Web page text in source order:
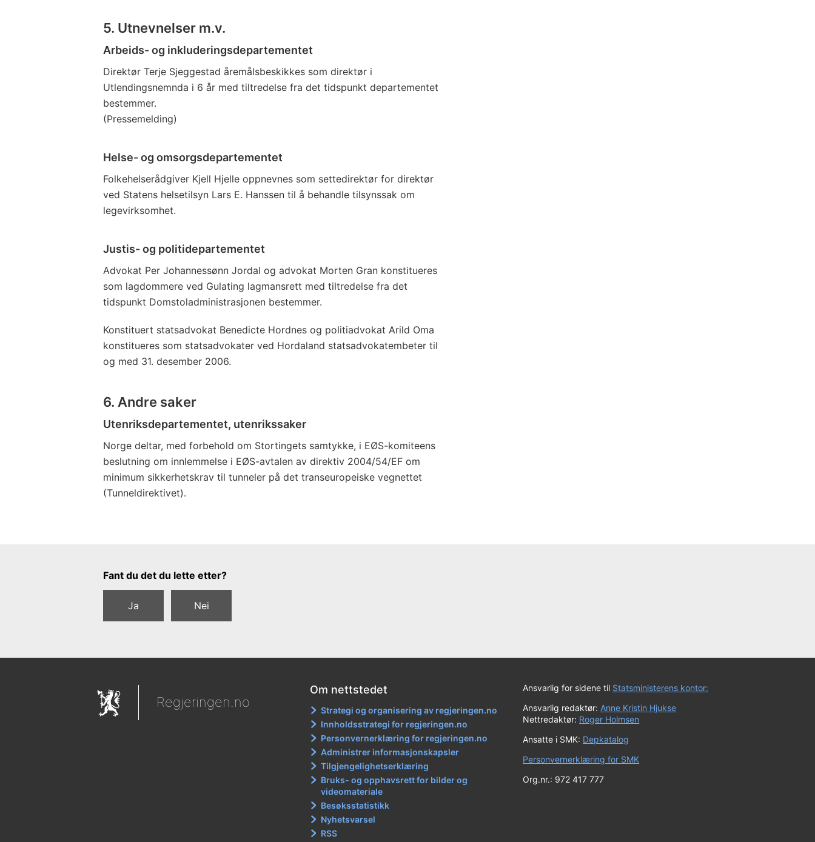
5. Utnevnelser m.v.
Arbeids- og inkluderingsdepartementet
Direktør Terje Sjeggestad åremålsbeskikkes som direktør i
Utlendingsnemnda i 6 år med tiltredelse fra det tidspunkt departementet
bestemmer.
(Pressemelding)
Helse- og omsorgsdepartementet
Folkehelserådgiver Kjell Hjelle oppnevnes som settedirektør for direktør
ved Statens helsetilsyn Lars E. Hanssen til å behandle tilsynssak om
legevirksomhet.
Justis- og politidepartementet
Advokat Per Johannessønn Jordal og advokat Morten Gran konstitueres
som lagdommere ved Gulating lagmansrett med tiltredelse fra det
tidspunkt Domstoladministrasjonen bestemmer.
Konstituert statsadvokat Benedicte Hordnes og politiadvokat Arild Oma
konstitueres som statsadvokater ved Hordaland statsadvokatembeter til
og med 31. desember 2006.
6. Andre saker
Utenriksdepartementet, utenrikssaker
Norge deltar, med forbehold om Stortingets samtykke, i EØS-komiteens
beslutning om innlemmelse i EØS-avtalen av direktiv 2004/54/EF om
minimum sikkerhetskrav til tunneler på det transeuropeiske vegnettet
(Tunneldirektivet).
Tilbakemeldingsskjema
Fant du det du lette etter?
Ja Nei
Regjeringen.no
Om nettstedet
Strategi og organisering av regjeringen.no
Innholdsstrategi for regjeringen.no
Personvernerklæring for regjeringen.no
Administrer informasjonskapsler
Tilgjengelighetserklæring
Bruks- og opphavsrett for bilder og
videomateriale
Besøksstatistikk
Nyhetsvarsel
RSS
Ansvarlig for sidene til Statsministerens kontor:
Ansvarlig redaktør: Anne Kristin Hjukse
Nettredaktør: Roger Holmsen
Ansatte i SMK: Depkatalog
Personvernerklæring for SMK
Org.nr.: 972 417 777